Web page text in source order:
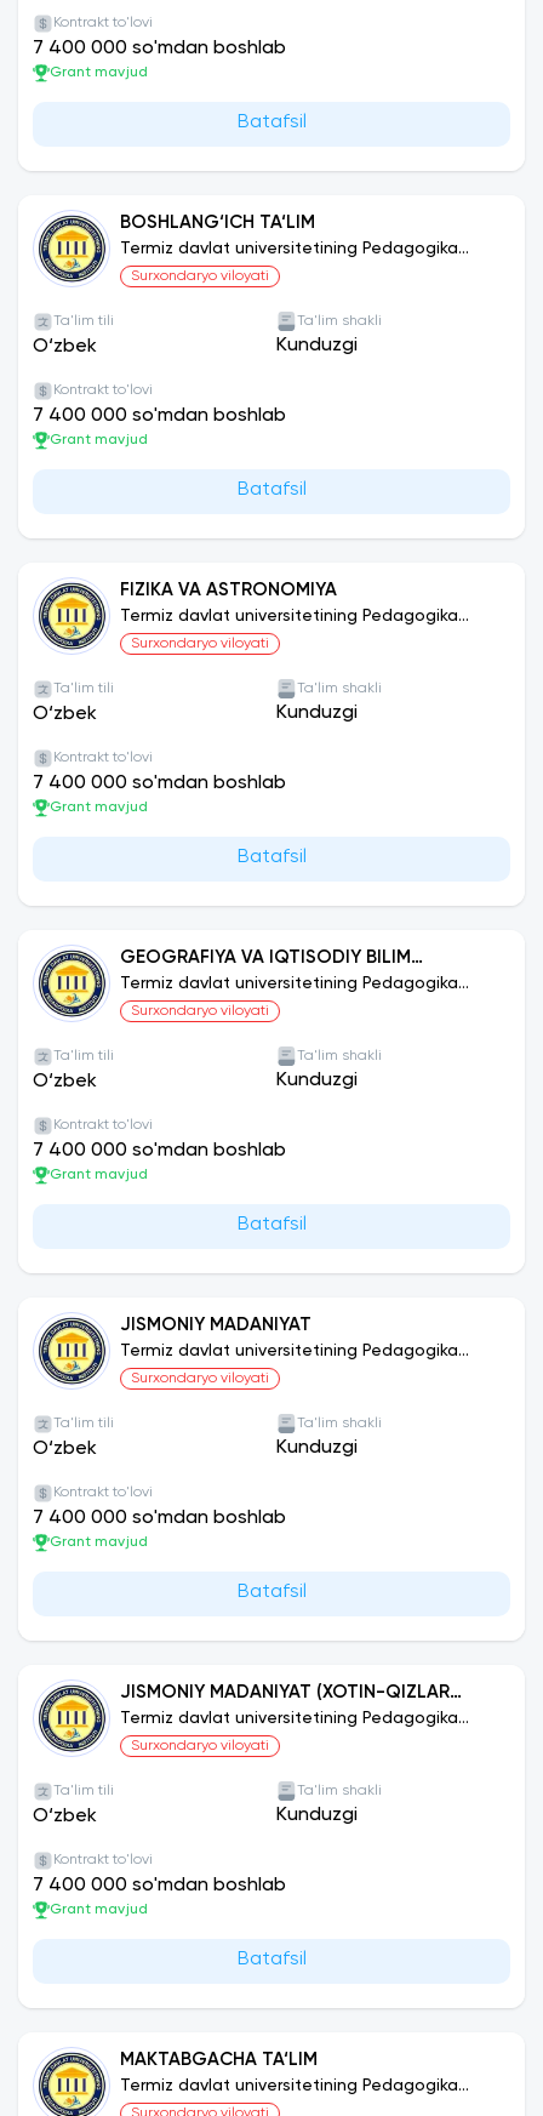
Kontrakt to'lovi
7 400 000 so'mdan boshlab
Grant mavjud
Batafsil
BOSHLANG‘ICH TA‘LIM
Termiz davlat universitetining Pedagogika
instituti
Surxondaryo viloyati
Ta'lim tili
O‘zbek
Ta'lim shakli
Kunduzgi
Kontrakt to'lovi
7 400 000 so'mdan boshlab
Grant mavjud
Batafsil
FIZIKA VA ASTRONOMIYA
Termiz davlat universitetining Pedagogika
instituti
Surxondaryo viloyati
Ta'lim tili
O‘zbek
Ta'lim shakli
Kunduzgi
Kontrakt to'lovi
7 400 000 so'mdan boshlab
Grant mavjud
Batafsil
GEOGRAFIYA VA IQTISODIY BILIM
ASOSLARI
Termiz davlat universitetining Pedagogika
instituti
Surxondaryo viloyati
Ta'lim tili
O‘zbek
Ta'lim shakli
Kunduzgi
Kontrakt to'lovi
7 400 000 so'mdan boshlab
Grant mavjud
Batafsil
JISMONIY MADANIYAT
Termiz davlat universitetining Pedagogika
instituti
Surxondaryo viloyati
Ta'lim tili
O‘zbek
Ta'lim shakli
Kunduzgi
Kontrakt to'lovi
7 400 000 so'mdan boshlab
Grant mavjud
Batafsil
JISMONIY MADANIYAT (XOTIN-QIZLAR
SPORTI YO‘NALISHI BO‘YICHA)
Termiz davlat universitetining Pedagogika
instituti
Surxondaryo viloyati
Ta'lim tili
O‘zbek
Ta'lim shakli
Kunduzgi
Kontrakt to'lovi
7 400 000 so'mdan boshlab
Grant mavjud
Batafsil
MAKTABGACHA TA‘LIM
Termiz davlat universitetining Pedagogika
instituti